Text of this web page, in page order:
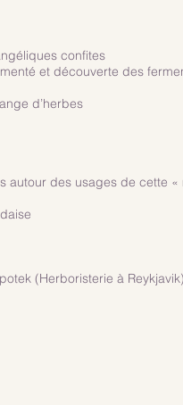
confites
et découverte des
d’herbes
autour des usages de cette
(Herboristerie à Reykjavik)